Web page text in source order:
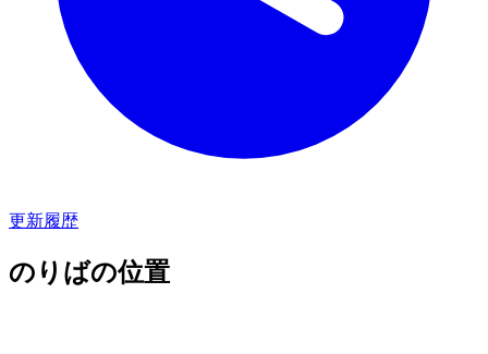
更新履歴
のりばの位置